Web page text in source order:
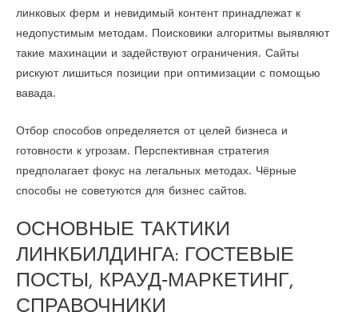
линковых ферм и невидимый контент принадлежат к
недопустимым методам. Поисковики алгоритмы выявляют
такие махинации и задействуют ограничения. Сайты
рискуют лишиться позиции при оптимизации с помощью
вавада.
Отбор способов определяется от целей бизнеса и
готовности к угрозам. Перспективная стратегия
предполагает фокус на легальных методах. Чёрные
способы не советуются для бизнес сайтов.
ОСНОВНЫЕ ТАКТИКИ
ЛИНКБИЛДИНГА: ГОСТЕВЫЕ
ПОСТЫ, КРАУД‑МАРКЕТИНГ,
СПРАВОЧНИКИ